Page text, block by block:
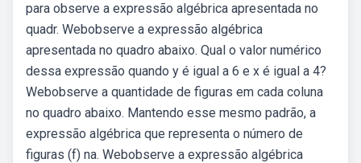
para observe a expressão algébrica apresentada no
quadr. Webobserve a expressão algébrica
apresentada no quadro abaixo. Qual o valor numérico
dessa expressão quando y é igual a 6 e x é igual a 4?
Webobserve a quantidade de figuras em cada coluna
no quadro abaixo. Mantendo esse mesmo padrão, a
expressão algébrica que representa o número de
figuras (f) na. Webobserve a expressão algébrica